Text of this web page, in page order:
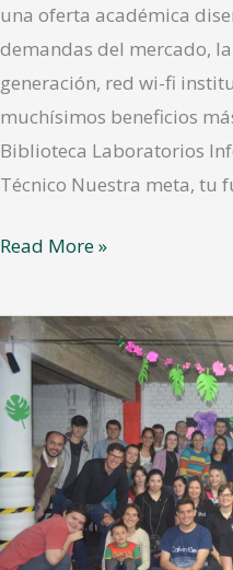
una oferta académica
demandas del mercado,
generación, red wi-fi
muchísimos beneficios
Biblioteca Laboratorios
Técnico Nuestra meta, tu
Read More »
Ciclo
lectivo
2020